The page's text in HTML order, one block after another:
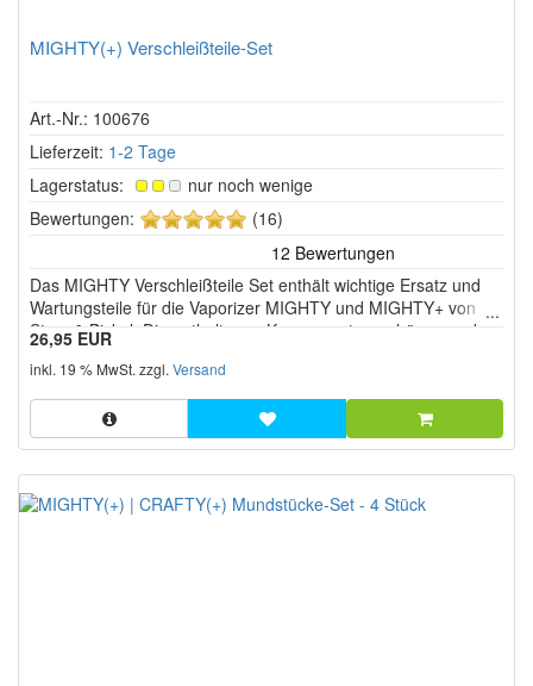
MIGHTY(+) Verschleißteile-Set
Art.-Nr.: 100676
Lieferzeit: 1-2 Tage
Lagerstatus:
nur noch wenige
Bewertungen:
5
Sternen!
(16)
Das MIGHTY Verschleißteile Set enthält wichtige Ersatz und
Wartungsteile für die Vaporizer MIGHTY und MIGHTY+ von
Storz & Bickel. Die enthaltenen Komponenten gehören zu den
Bauteilen, die durch regelmäßige Nutzung, Reinigung und
Hitzeeinwirkung mit der Zeit abnutzen können.
26,95 EUR
inkl. 19 % MwSt. zzgl. Versand